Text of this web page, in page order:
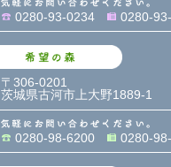
0280-93-0234 0280-
〒306-0201
茨城県古河市上大野1889-1
0280-98-6200 0280-